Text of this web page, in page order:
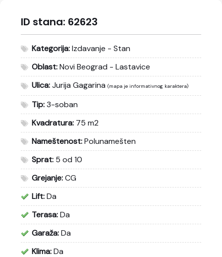
ID stana: 62623
Kategorija:Izdavanje - Stan
Oblast:Novi Beograd - Lastavice
Ulica:Jurija Gagarina (mapa je informativnog karaktera)
Tip:3-soban
Kvadratura: 75 m2
Nameštenost:Polunamešten
Sprat: 5 od 10
Grejanje:CG
Lift:Da
Terasa:Da
Garaža:Da
Klima:Da